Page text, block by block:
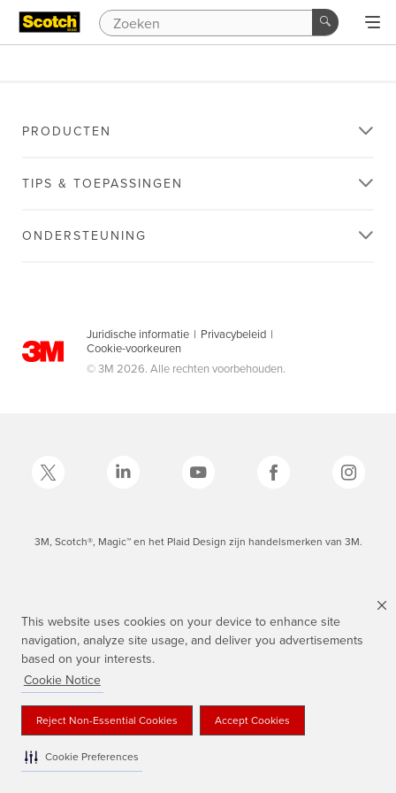
This website uses cookies on your device to enhance site
navigation, analyze site usage, and deliver you advertisements
based on your interests.
Cookie Notice
Reject Non-Essential Cookies Accept Cookies
Cookie Preferences
PRODUCTEN
TIPS & TOEPASSINGEN
ONDERSTEUNING
Juridische informatie | Privacybeleid |
Cookie-voorkeuren
© 3M 2026. Alle rechten voorbehouden.
3M, Scotch®, Magic™ en het Plaid Design zijn handelsmerken van 3M.